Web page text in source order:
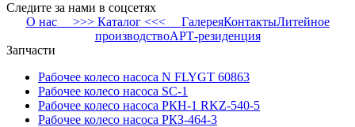
Следите за нами в соцсетях
О нас>>> Каталог <<< ГалереяКонтактыЛитейное
производствоАРТ-резиденция
Запчасти
Рабочее колесо насоса N FLYGT 60863
Рабочее колесо насоса SC-1
Рабочее колесо насоса РКН-1 RKZ-540-5
Рабочее колесо насоса РКЗ-464-3